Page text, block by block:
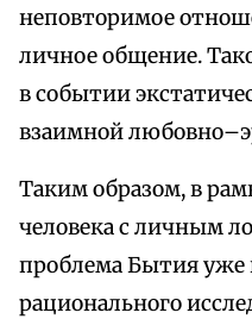
неповторимое
личное общение.
в событии
взаимной
Таким образом, в
человека с личным
проблема Бытия уже
рационального